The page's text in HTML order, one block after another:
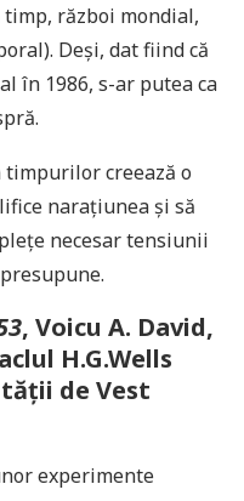
război mondial,
Deși, dat fiind că
în 1986, s-ar putea ca
creează o
narațiunea și să
necesar tensiunii
, Voicu A. David,
H.G.Wells
de Vest
experimente